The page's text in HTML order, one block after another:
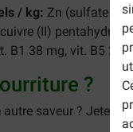
/ kg: Zn (sulfate de
(II)
B1 38 mg, vit. B5 20
?
autre saveur ? Jetez